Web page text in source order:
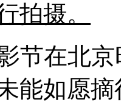
拍摄。
节在北
能如愿